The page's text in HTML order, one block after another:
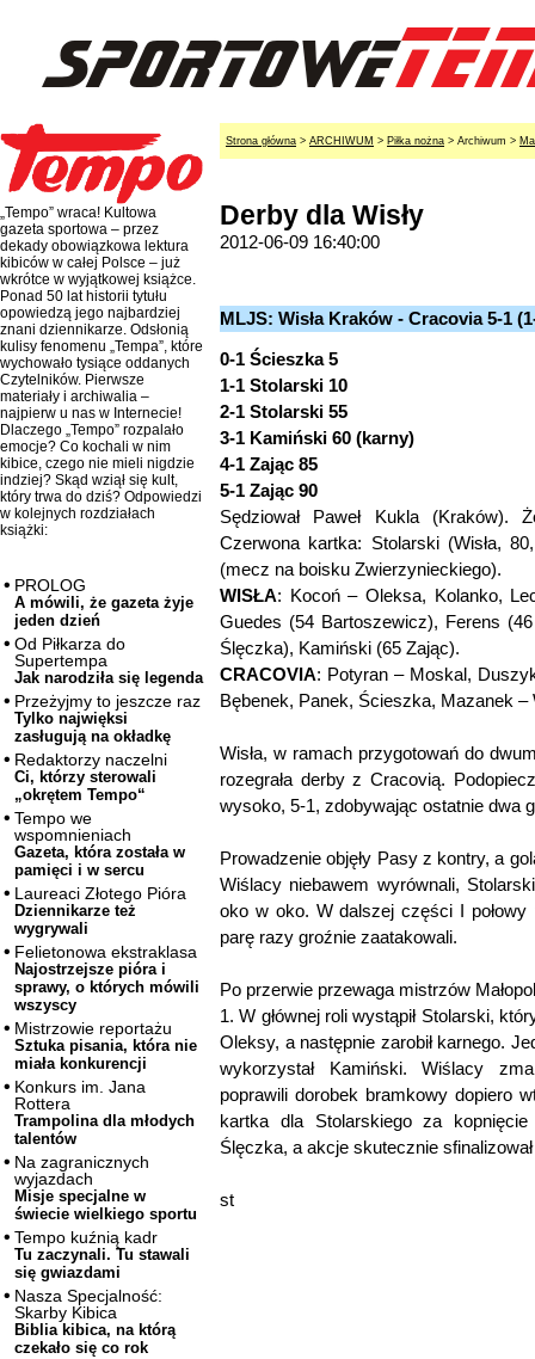
„Tempo” wraca! Kultowa
gazeta sportowa – przez
dekady obowiązkowa lektura
kibiców w całej Polsce – już
wkrótce w wyjątkowej książce.
Ponad 50 lat historii tytułu
opowiedzą jego najbardziej
znani dziennikarze. Odsłonią
kulisy fenomenu „Tempa”, które
wychowało tysiące oddanych
Czytelników. Pierwsze
materiały i archiwalia –
najpierw u nas w Internecie!
Dlaczego „Tempo” rozpalało
emocje? Co kochali w nim
kibice, czego nie mieli nigdzie
indziej? Skąd wziął się kult,
który trwa do dziś? Odpowiedzi
w kolejnych rozdziałach
książki:
PROLOG
A mówili, że gazeta żyje
jeden dzień
Od Piłkarza do
Supertempa
Jak narodziła się legenda
Przeżyjmy to jeszcze raz
Tylko najwięksi
zasługują na okładkę
Redaktorzy naczelni
Ci, którzy sterowali
„okrętem Tempo“
Tempo we
wspomnieniach
Gazeta, która została w
pamięci i w sercu
Laureaci Złotego Pióra
Dziennikarze też
wygrywali
Felietonowa ekstraklasa
Najostrzejsze pióra i
sprawy, o których mówili
wszyscy
Mistrzowie reportażu
Sztuka pisania, która nie
miała konkurencji
Konkurs im. Jana
Rottera
Trampolina dla młodych
talentów
Na zagranicznych
wyjazdach
Misje specjalne w
świecie wielkiego sportu
Tempo kuźnią kadr
Tu zaczynali. Tu stawali
się gwiazdami
Nasza Specjalność:
Skarby Kibica
Biblia kibica, na którą
czekało się co rok
Strona główna > ARCHIWUM > Piłka nożna > Archiwum >
Derby dla Wisły
2012-06-09 16:40:00
MLJS: Wisła Kraków - Cracovia 5-1
0-1 Ścieszka 5
1-1 Stolarski 10
2-1 Stolarski 55
3-1 Kamiński 60 (karny)
4-1 Zając 85
5-1 Zając 90
Sędziował Paweł Kukla (Kraków).
Czerwona kartka: Stolarski (Wisła,
(mecz na boisku Zwierzynieckiego).
WISŁA: Kocoń – Oleksa, Kolanko,
Guedes (54 Bartoszewicz), Ferens
Ślęczka), Kamiński (65 Zając).
CRACOVIA: Potyran – Moskal,
Bębenek, Panek, Ścieszka, Mazanek
Wisła, w ramach przygotowań do
rozegrała derby z Cracovią.
wysoko, 5-1, zdobywając ostatnie dwa
Prowadzenie objęły Pasy z kontry, a
Wiślacy niebawem wyrównali,
oko w oko. W dalszej części I połowy
parę razy groźnie zaatakowali.
Po przerwie przewaga mistrzów
1. W głównej roli wystąpił Stolarski,
Oleksy, a następnie zarobił karnego.
wykorzystał Kamiński. Wiślacy
poprawili dorobek bramkowy dopiero
kartka dla Stolarskiego za
Ślęczka, a akcje skutecznie
st